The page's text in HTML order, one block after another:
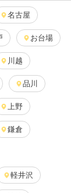
名古屋
お台場
川越
品川
上野
鎌倉
軽井沢